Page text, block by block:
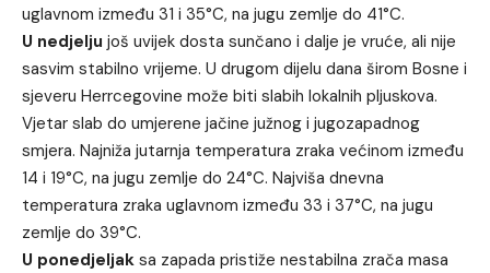
uglavnom između 31 i 35°C, na jugu zemlje do 41°C.
U nedjelju još uvijek dosta sunčano i dalje je vruće, ali nije
sasvim stabilno vrijeme. U drugom dijelu dana širom Bosne i
sjeveru Herrcegovine može biti slabih lokalnih pljuskova.
Vjetar slab do umjerene jačine južnog i jugozapadnog
smjera. Najniža jutarnja temperatura zraka većinom između
14 i 19°C, na jugu zemlje do 24°C. Najviša dnevna
temperatura zraka uglavnom između 33 i 37°C, na jugu
zemlje do 39°C.
U ponedjeljak sa zapada pristiže nestabilna zrača masa